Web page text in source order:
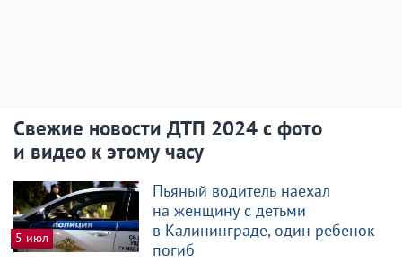
Свежие новости ДТП 2024 с фото
и видео к этому часу
5 июл
Пьяный водитель наехал
на женщину с детьми
в Калининграде, один ребенок
погиб